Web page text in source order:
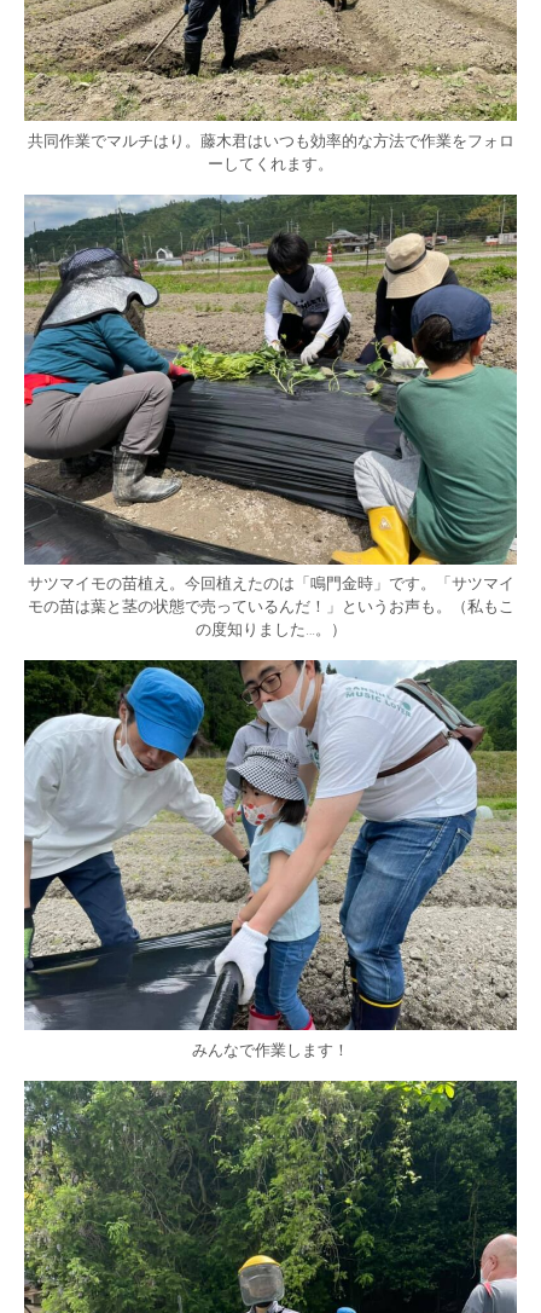
共同作業でマルチはり。藤木君はいつも効率的な方法で作業をフォロ
ーしてくれます。
サツマイモの苗植え。今回植えたのは「鳴門金時」です。「サツマイ
モの苗は葉と茎の状態で売っているんだ！」というお声も。（私もこ
の度知りました…。）
みんなで作業します！